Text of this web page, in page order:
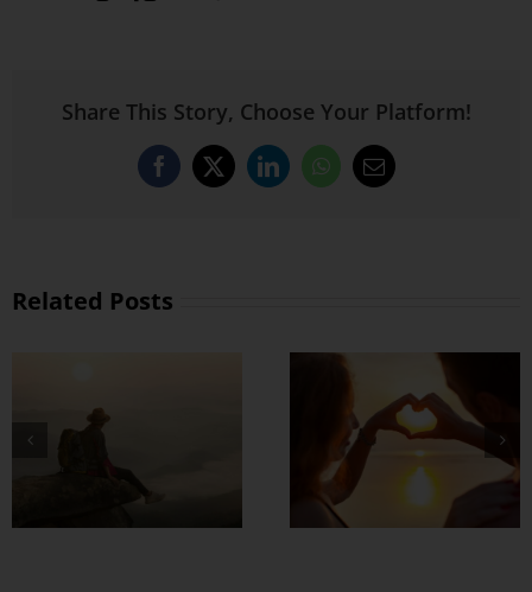
Share This Story, Choose Your Platform!
Facebook
X LinkedInWhatsApp
Email
Related Posts
အချစ်တွေ ပိုတိုးလာ